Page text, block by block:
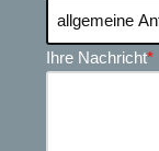
Ihre Nachricht*